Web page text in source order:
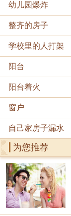
幼儿园爆炸
整齐的房子
学校里的人打架
阳台
阳台着火
窗户
自己家房子漏水
为您推荐